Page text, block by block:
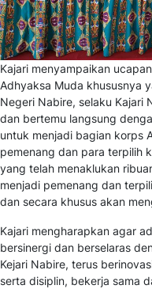
Kajari menyampaikan
Adhyaksa Muda khususnya
Negeri Nabire, selaku Kajari
dan bertemu langsung
untuk menjadi bagian korps
pemenang dan para terpilih
yang telah menaklukan
menjadi pemenang dan
dan secara khusus akan
Kajari mengharapkan agar
bersinergi dan berselaras
Kejari Nabire, terus
serta disiplin, bekerja sama